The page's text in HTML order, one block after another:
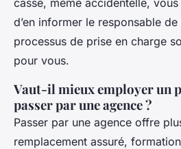
d’en informer le responsable
processus de prise en charge
pour vous.
Vaut-il mieux employer un
passer par une agence ?
Passer par une agence offre
remplacement assuré,